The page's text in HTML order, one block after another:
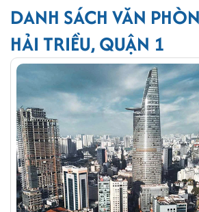
DANH SÁCH VĂN
HẢI TRIỀU, QUẬN 1